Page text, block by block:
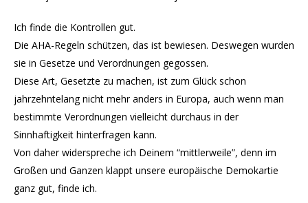
Ich finde die Kontrollen gut.
Die AHA-Regeln schützen, das ist bewiesen. Deswegen wurden
sie in Gesetze und Verordnungen gegossen.
Diese Art, Gesetzte zu machen, ist zum Glück schon
jahrzehntelang nicht mehr anders in Europa, auch wenn man
bestimmte Verordnungen vielleicht durchaus in der
Sinnhaftigkeit hinterfragen kann.
Von daher widerspreche ich Deinem “mittlerweile”, denn im
Großen und Ganzen klappt unsere europäische Demokartie
ganz gut, finde ich.